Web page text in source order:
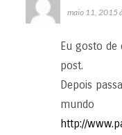
maio 11, 2015
Eu gosto de
post.
Depois
mundo
http://